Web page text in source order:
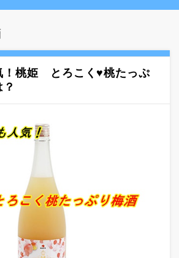
！桃姫 とろこく♥桃たっぷ